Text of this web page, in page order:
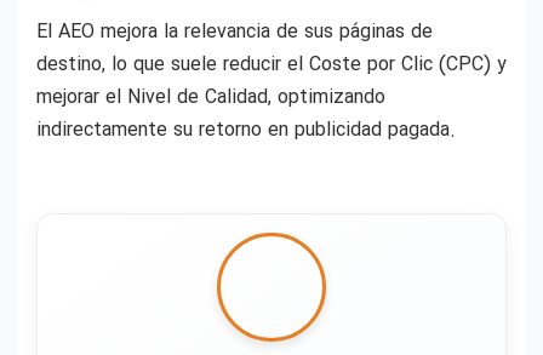
El AEO mejora la relevancia de sus páginas de
destino, lo que suele reducir el Coste por Clic (CPC) y
mejorar el Nivel de Calidad, optimizando
indirectamente su retorno en publicidad pagada.